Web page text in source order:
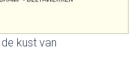
kust van